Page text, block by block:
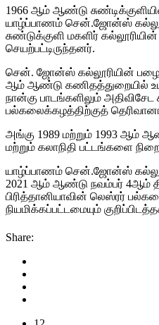
1966 ஆம் ஆண்டு
யாழ்ப்பாணம் சென்.ஜோன்ஸ்
சுண்டுக்குளி மகளிர்
செயற்பட்டிருந்தனர்.
சென். ஜோன்ஸ் கல்லூரியின்
ஆம் ஆண்டு கணிதத்துறையில்
நான்கு பாடங்களிலும் அதிவிசேட
பல்கலைக்கழத்திற்குத்
அங்கு 1989 மற்றும் 1993
மற்றும் கலாநிதி பட்டங்களை
யாழ்ப்பாணம் சென்.ஜோன்ஸ்
2021 ஆம் ஆண்டு நவம்பர் 4ஆம்
பிரித்தானியாவின் லெஸ்ரர்
நியமிக்கப்பட்டமையும்
Share: